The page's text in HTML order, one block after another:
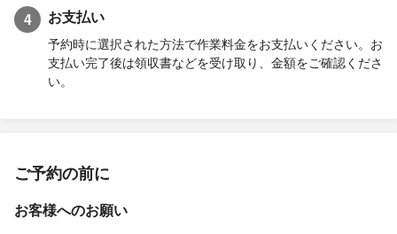
4 お支払い
予約時に選択された方法で作業料金をお支払いください。お
支払い完了後は領収書などを受け取り、金額をご確認くださ
い。
ご予約の前に
お客様へのお願い